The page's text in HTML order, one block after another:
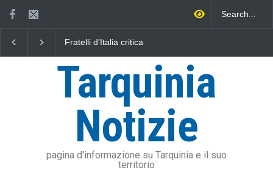
Fratelli d'Italia critica
dell'addizionale IRPEF: "una
stangata per i cittadini"
Viterbo uniti nella
mare
Tarquinia
Notizie
pagina d'informazione su Tarquinia e il suo
territorio